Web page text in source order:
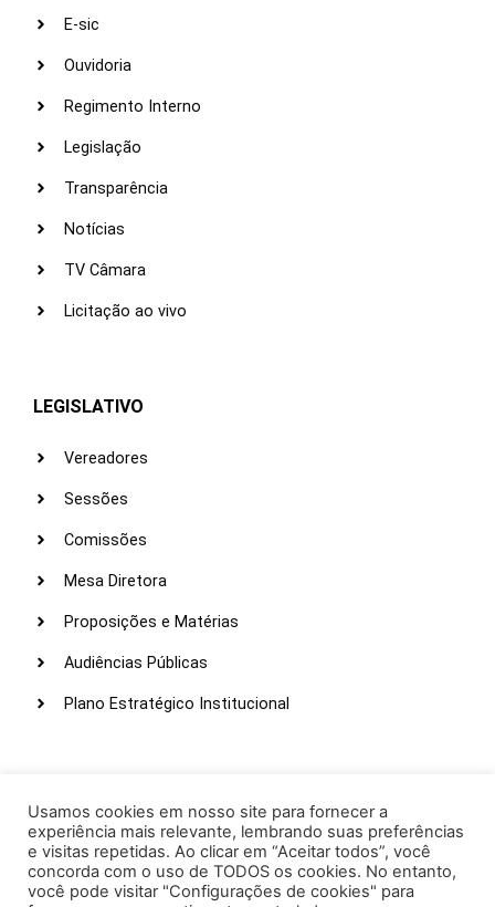
E-sic
Ouvidoria
Regimento Interno
Legislação
Transparência
Notícias
TV Câmara
Licitação ao vivo
LEGISLATIVO
Vereadores
Sessões
Comissões
Mesa Diretora
Proposições e Matérias
Audiências Públicas
Plano Estratégico Institucional
Webmail
Intranet
Administração
Usamos cookies em nosso site para fornecer a
experiência mais relevante, lembrando suas preferências
e visitas repetidas. Ao clicar em “Aceitar todos”, você
concorda com o uso de TODOS os cookies. No entanto,
você pode visitar "Configurações de cookies" para